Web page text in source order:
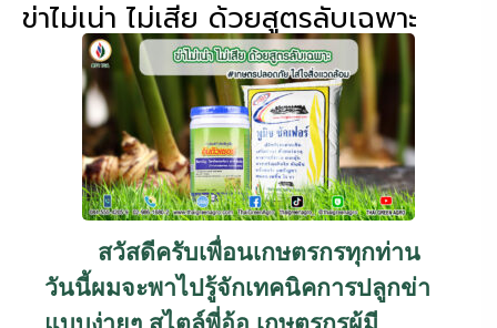
ข่าไม่เน่า ไม่เสีย ด้วยสูตรลับเฉพาะ
สวัสดีครับเพื่อนเกษตรกรทุกท่าน
วันนี้ผมจะพาไปรู้จักเทคนิคการปลูกข่า